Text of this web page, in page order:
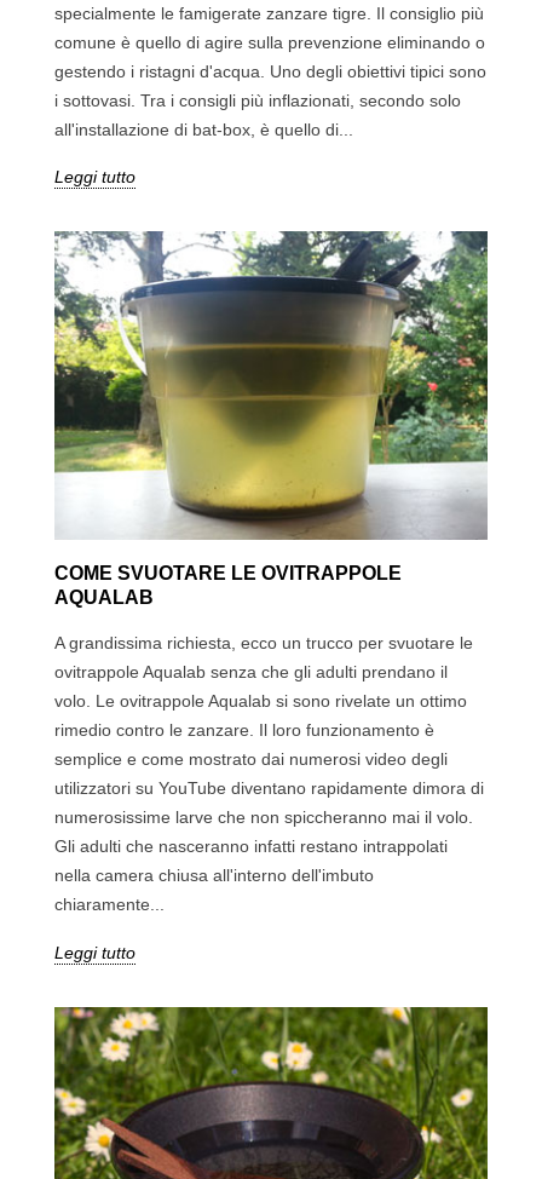
specialmente le famigerate zanzare tigre. Il consiglio più
comune è quello di agire sulla prevenzione eliminando o
gestendo i ristagni d'acqua. Uno degli obiettivi tipici sono
i sottovasi. Tra i consigli più inflazionati, secondo solo
all'installazione di bat-box, è quello di...
Leggi tutto
COME SVUOTARE LE OVITRAPPOLE
AQUALAB
A grandissima richiesta, ecco un trucco per svuotare le
ovitrappole Aqualab senza che gli adulti prendano il
volo. Le ovitrappole Aqualab si sono rivelate un ottimo
rimedio contro le zanzare. Il loro funzionamento è
semplice e come mostrato dai numerosi video degli
utilizzatori su YouTube diventano rapidamente dimora di
numerosissime larve che non spiccheranno mai il volo.
Gli adulti che nasceranno infatti restano intrappolati
nella camera chiusa all'interno dell'imbuto
chiaramente...
Leggi tutto